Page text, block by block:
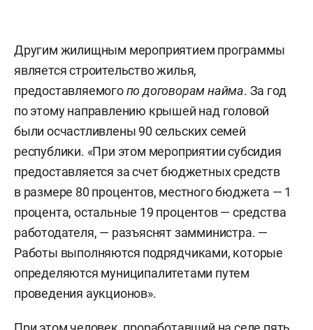
Другим жилищным мероприятием программы
является строительство жилья,
предоставляемогопо договорам найма. За год
по этому направлению крышей над головой
были осчастливлены 90 сельских семей
республики. «При этом мероприятии субсидия
предоставляется за счет бюджетных средств
в размере 80 процентов, местного бюджета — 1
процента, остальные 19 процентов — средства
работодателя, — разъяснят замминистра. —
Работы выполняются подрядчиками, которые
определяются муниципалитетами путем
проведения аукционов».